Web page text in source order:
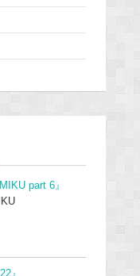
part 6』
』